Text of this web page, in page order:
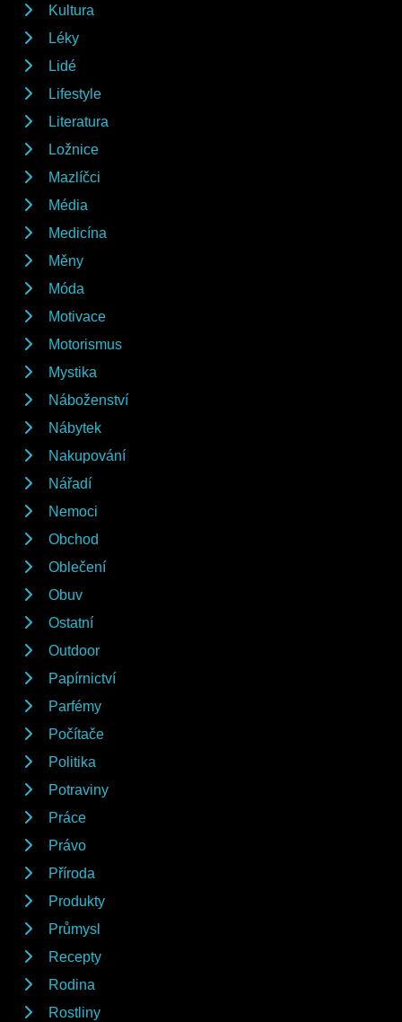
Kultura
Léky
Lidé
Lifestyle
Literatura
Ložnice
Mazlíčci
Média
Medicína
Měny
Móda
Motivace
Motorismus
Mystika
Náboženství
Nábytek
Nakupování
Nářadí
Nemoci
Obchod
Oblečení
Obuv
Ostatní
Outdoor
Papírnictví
Parfémy
Počítače
Politika
Potraviny
Práce
Právo
Příroda
Produkty
Průmysl
Recepty
Rodina
Rostliny